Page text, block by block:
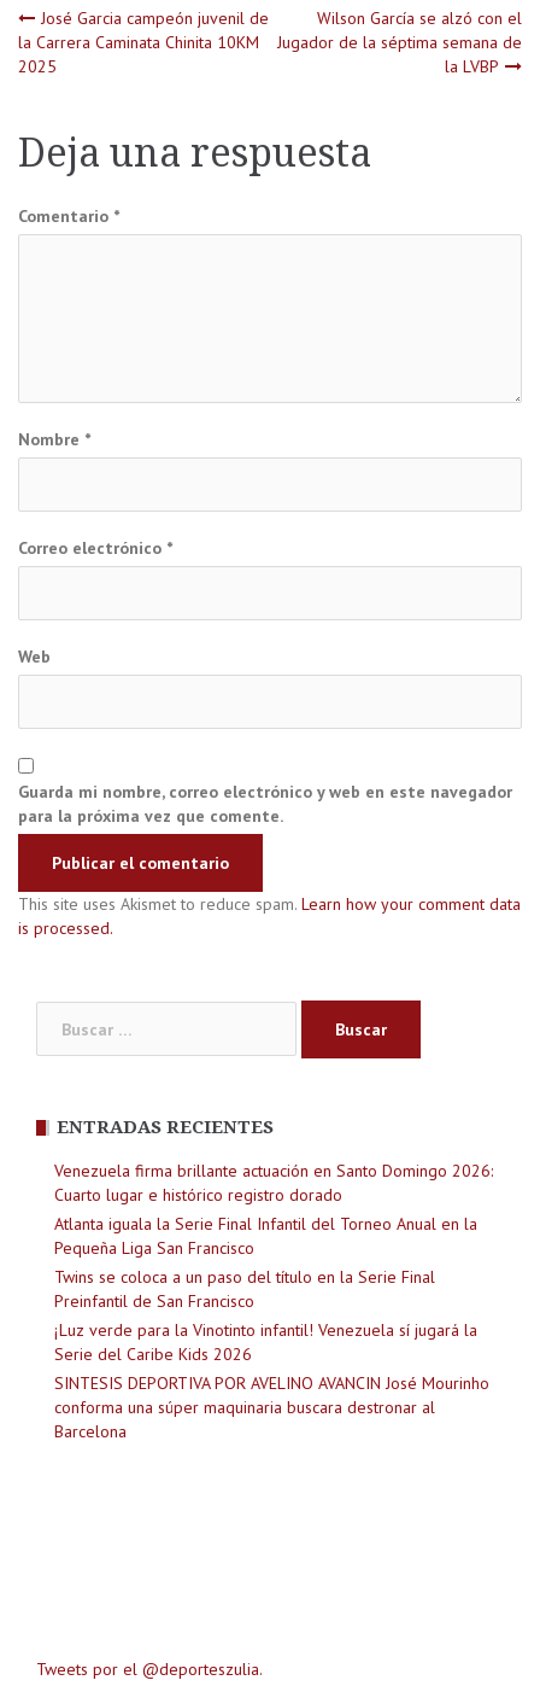
Navegación
de
entradas
José Garcia campeón juvenil de
la Carrera Caminata Chinita 10KM
2025
Wilson García se alzó con el
Jugador de la séptima semana de
la LVBP
Deja una respuesta
Comentario *
Nombre *
Correo electrónico *
Web
Guarda mi nombre, correo electrónico y web en este navegador
para la próxima vez que comente.
This site uses Akismet to reduce spam. Learn how your comment data
is processed.
ENTRADAS RECIENTES
Venezuela firma brillante actuación en Santo Domingo 2026:
Cuarto lugar e histórico registro dorado
Atlanta iguala la Serie Final Infantil del Torneo Anual en la
Pequeña Liga San Francisco
Twins se coloca a un paso del título en la Serie Final
Preinfantil de San Francisco
¡Luz verde para la Vinotinto infantil! Venezuela sí jugará la
Serie del Caribe Kids 2026
SINTESIS DEPORTIVA POR AVELINO AVANCIN José Mourinho
conforma una súper maquinaria buscara destronar al
Barcelona
Tweets por el @deporteszulia.